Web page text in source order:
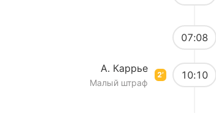
07:08
2’
А. Каррье
Малый штраф
10:10